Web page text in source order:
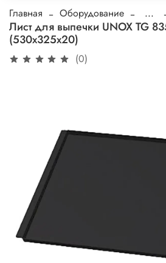
Главная Оборудование ...
Лист для выпечки UNOX TG
(530х325х20)
(0)